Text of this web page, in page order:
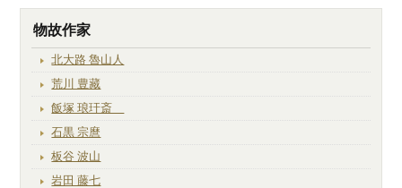
物故作家
北大路 魯山人
荒川 豊藏
飯塚 琅玕斎
石黒 宗麿
板谷 波山
岩田 藤七